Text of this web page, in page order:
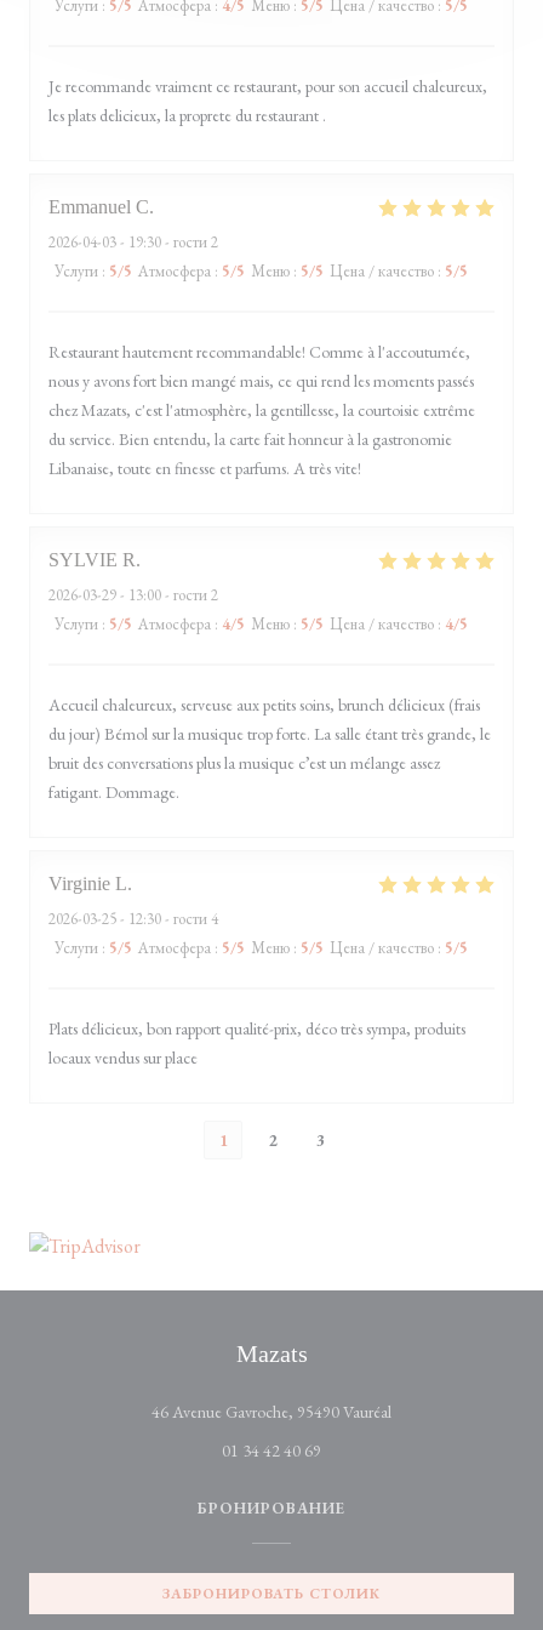
Услуги : 5/5 Атмосфера : 4/5 Меню : 5/5 Цена / качество : 5/5
Je recommande vraiment ce restaurant, pour son accueil chaleureux,
les plats delicieux, la proprete du restaurant .
Emmanuel C
2026-04-03- 19:30 - гости 2
Услуги : 5/5 Атмосфера : 5/5 Меню : 5/5 Цена / качество : 5/5
Restaurant hautement recommandable! Comme à l'accoutumée,
nous y avons fort bien mangé mais, ce qui rend les moments passés
chez Mazats, c'est l'atmosphère, la gentillesse, la courtoisie extrême
du service. Bien entendu, la carte fait honneur à la gastronomie
Libanaise, toute en finesse et parfums. A très vite!
SYLVIE R
2026-03-29- 13:00 - гости 2
Услуги : 5/5 Атмосфера : 4/5 Меню : 5/5 Цена / качество : 4/5
Accueil chaleureux, serveuse aux petits soins, brunch délicieux (frais
du jour) Bémol sur la musique trop forte. La salle étant très grande, le
bruit des conversations plus la musique c’est un mélange assez
fatigant. Dommage.
Virginie L
2026-03-25- 12:30 - гости 4
Услуги : 5/5 Атмосфера : 5/5 Меню : 5/5 Цена / качество : 5/5
Plats délicieux, bon rapport qualité-prix, déco très sympa, produits
locaux vendus sur place
1 2 3
Mazats
46 Avenue Gavroche, 95490 Vauréal
01 34 42 40 69
БРОНИРОВАНИЕ
ЗАБРОНИРОВАТЬ СТОЛИК